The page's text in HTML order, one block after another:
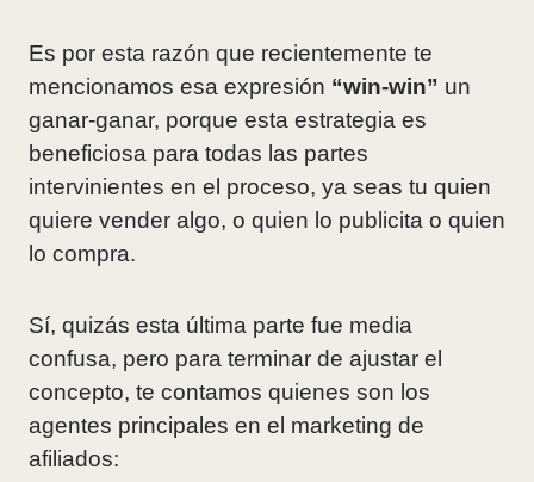
Es por esta razón que recientemente te
mencionamos esa expresión “win-win” un
ganar-ganar, porque esta estrategia es
beneficiosa para todas las partes
intervinientes en el proceso, ya seas tu quien
quiere vender algo, o quien lo publicita o quien
lo compra.
Sí, quizás esta última parte fue media
confusa, pero para terminar de ajustar el
concepto, te contamos quienes son los
agentes principales en el marketing de
afiliados: